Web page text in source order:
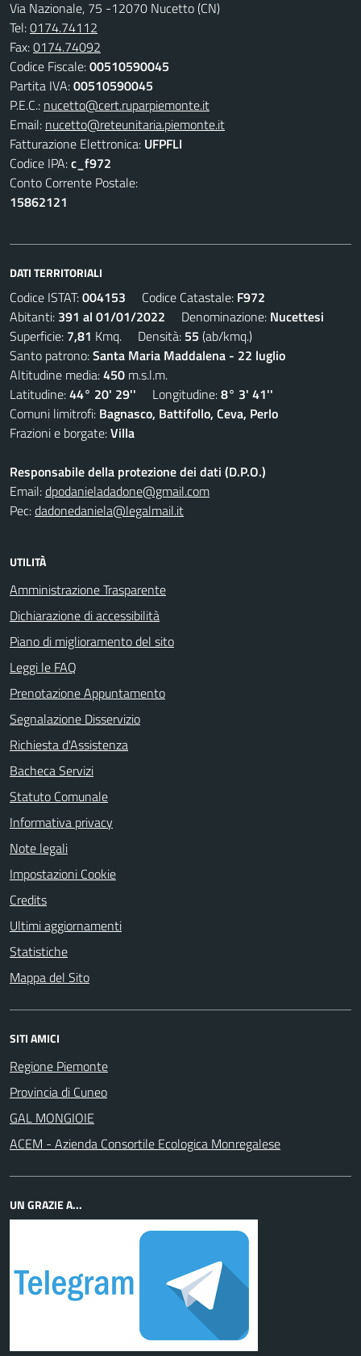
Via Nazionale, 75 -12070 Nucetto (CN)
Tel:0174.74112
Fax:0174.74092
Codice Fiscale:00510590045
Partita IVA:00510590045
P.E.C.: nucetto@cert.ruparpiemonte.it
Email: nucetto@reteunitaria.piemonte.it
Fatturazione Elettronica: UFPFLI
Codice IPA:c_f972
Conto Corrente Postale:
15862121
DATI TERRITORIALI
Codice ISTAT:004153 Codice Catastale: F972
Abitanti: 391 al 01/01/2022 Denominazione: Nucettesi
Superficie: 7,81 Kmq. Densità: 55 (ab/kmq.)
Santo patrono:Santa Maria Maddalena - 22 luglio
Altitudine media:450 m.s.l.m.
Latitudine:44° 20' 29'' Longitudine:8° 3' 41''
Comuni limitrofi: Bagnasco, Battifollo, Ceva, Perlo
Frazioni e borgate:Villa
Responsabile della protezione dei dati (D.P.O.)
Email:dpodanieladadone@gmail.com
Pec:dadonedaniela@legalmail.it
UTILITÀ
Amministrazione Trasparente
Dichiarazione di accessibilità
Piano di miglioramento del sito
Leggi le FAQ
Prenotazione Appuntamento
Segnalazione Disservizio
Richiesta d'Assistenza
Bacheca Servizi
Statuto Comunale
Informativa privacy
Note legali
Impostazioni Cookie
Credits
Ultimi aggiornamenti
Statistiche
Mappa del Sito
SITI AMICI
Regione Piemonte
Provincia di Cuneo
GAL MONGIOIE
ACEM - Azienda Consortile Ecologica Monregalese
UN GRAZIE A...